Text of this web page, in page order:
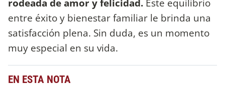
entre éxito y bienestar familiar le brinda una
satisfacción plena. Sin duda, es un momento
muy especial en su vida.
EN ESTA NOTA